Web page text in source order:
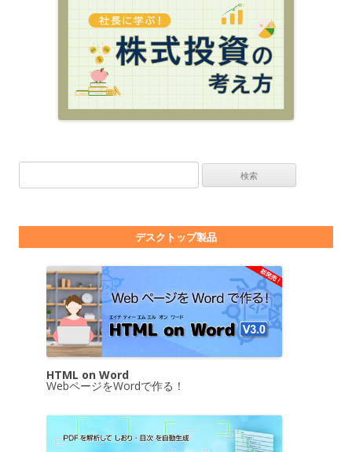
デスクトップ製品
HTML on Word
WebページをWordで作る！